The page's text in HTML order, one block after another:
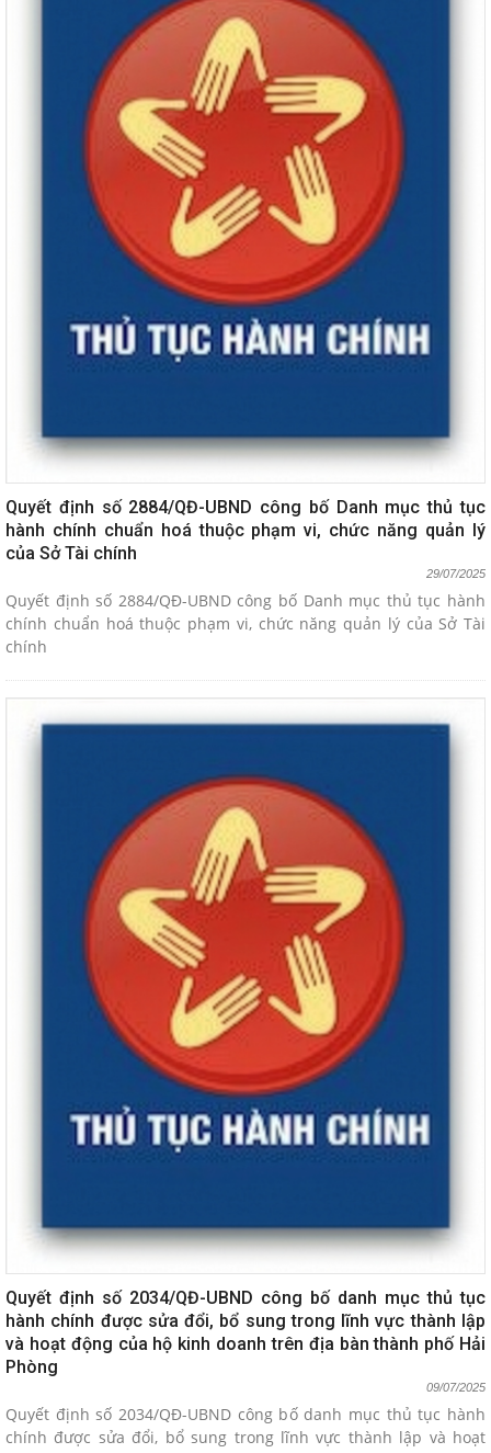
Quyết định số 2884/QĐ-UBND công bố Danh mục thủ tục
hành chính chuẩn hoá thuộc phạm vi, chức năng quản lý
của Sở Tài chính
29/07/2025
Quyết định số 2884/QĐ-UBND công bố Danh mục thủ tục hành
chính chuẩn hoá thuộc phạm vi, chức năng quản lý của Sở Tài
chính
Quyết định số 2034/QĐ-UBND công bố danh mục thủ tục
hành chính được sửa đổi, bổ sung trong lĩnh vực thành lập
và hoạt động của hộ kinh doanh trên địa bàn thành phố Hải
Phòng
09/07/2025
Quyết định số 2034/QĐ-UBND công bố danh mục thủ tục hành
chính được sửa đổi, bổ sung trong lĩnh vực thành lập và hoạt